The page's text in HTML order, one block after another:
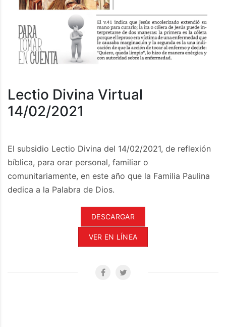
Lectio Divina Virtual
14/02/2021
El subsidio Lectio Divina del 14/02/2021, de reflexión
bíblica, para orar personal, familiar o
comunitariamente, en este año que la Familia Paulina
dedica a la Palabra de Dios.
DESCARGAR
VER EN LÍNEA